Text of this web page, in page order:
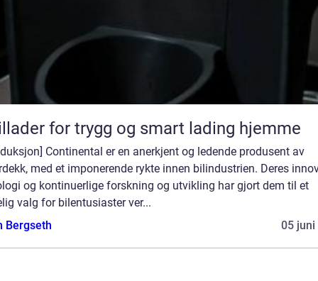
for trygg og smart lading hjemme
Continental er en anerkjent og ledende produsent av
med et imponerende rykte innen bilindustrien. Deres
og kontinuerlige forskning og utvikling har gjort dem til et
valg for bilentusiaster ver...
Bergseth
05 juni